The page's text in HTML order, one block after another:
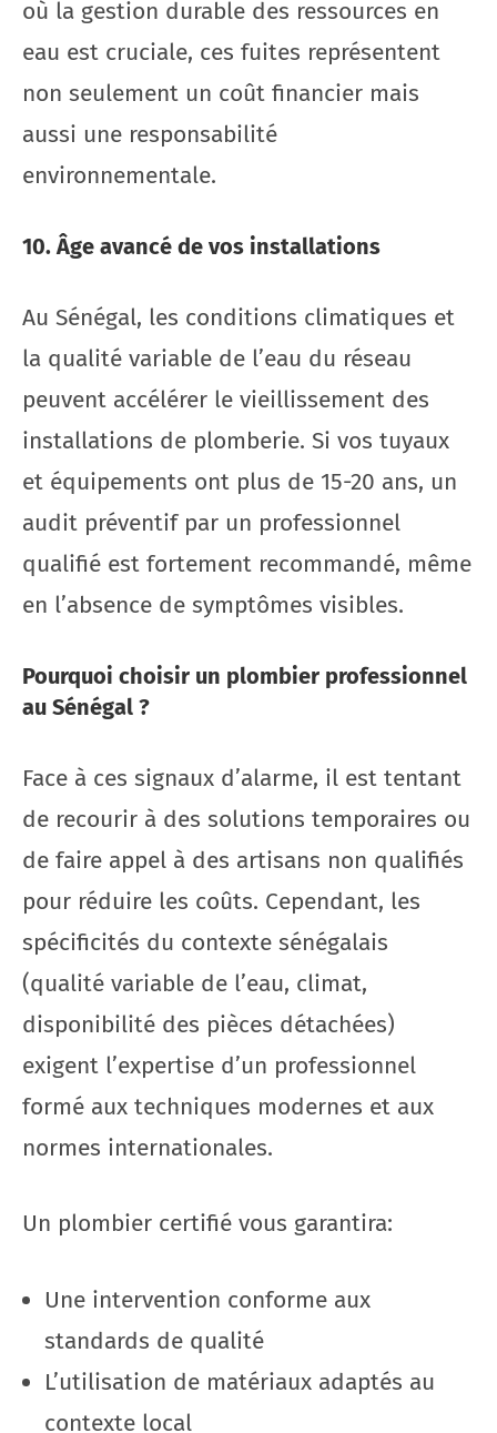
où la gestion durable des ressources en
eau est cruciale, ces fuites représentent
non seulement un coût financier mais
aussi une responsabilité
environnementale.
10. Âge avancé de vos installations
Au Sénégal, les conditions climatiques et
la qualité variable de l’eau du réseau
peuvent accélérer le vieillissement des
installations de plomberie. Si vos tuyaux
et équipements ont plus de 15-20 ans, un
audit préventif par un professionnel
qualifié est fortement recommandé, même
en l’absence de symptômes visibles.
Pourquoi choisir un plombier professionnel
au Sénégal ?
Face à ces signaux d’alarme, il est tentant
de recourir à des solutions temporaires ou
de faire appel à des artisans non qualifiés
pour réduire les coûts. Cependant, les
spécificités du contexte sénégalais
(qualité variable de l’eau, climat,
disponibilité des pièces détachées)
exigent l’expertise d’un professionnel
formé aux techniques modernes et aux
normes internationales.
Un plombier certifié vous garantira:
Une intervention conforme aux
standards de qualité
L’utilisation de matériaux adaptés au
contexte local